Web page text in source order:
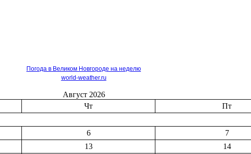
Погода в Великом Новгороде на неделю
world-weather.ru
Август 2026
Чт Пт
6
7
13 14